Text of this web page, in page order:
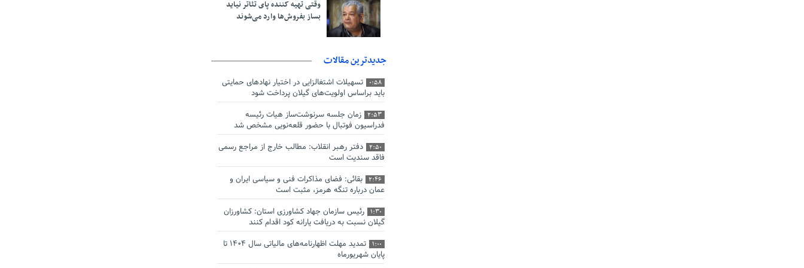
وقتی تهیه کننده پای تئاتر نیاید
بساز بفروش‌ها وارد می‌شوند
جدیدترین مقالات
0:58
تسهیلات اشتغالزایی در اختیار نهادهای حمایتی
باید براساس اولویت‌های گیلان پرداخت شود
2:53
زمان جلسه سرنوشت‌ساز هیات رئیسه
فدراسیون فوتبال با حضور قلعه‌نویی مشخص شد
2:50
دفتر رهبر انقلاب: مطالب خارج از مراجع رسمی
فاقد سندیت است
2:46
بقائی: فضای مذاکرات فنی و سیاسی ایران و
عمان درباره تنگه هرمز، مثبت است
1:30
رئیس سازمان جهاد کشاورزی استان: کشاورزان
گیلان نسبت به دریافت یارانه کود اقدام کنند
1:00
تمدید مهلت اظهارنامه‌های مالیاتی سال ۱۴۰۴ تا
پایان شهریورماه